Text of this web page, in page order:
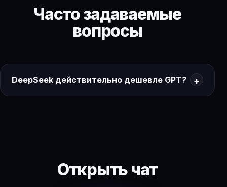
Часто задаваемые
вопросы
DeepSeek действительно дешевле GPT?
Открыть чат